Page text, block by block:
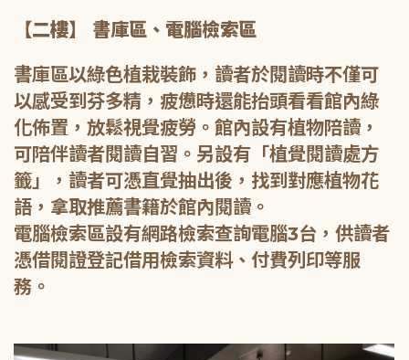
【二樓】 書庫區、電腦檢索區
書庫區以綠色植栽裝飾，讀者於閱讀時不僅可
以感受到芬多精，疲憊時還能抬頭看看館內綠
化佈置，放鬆視覺疲勞。館內設有植物陪讀，
可陪伴讀者閱讀自習。另設有「植覺閱讀處方
籤」，讀者可憑直覺抽出後，找到對應植物花
語，拿取推薦書籍於館內閱讀。
電腦檢索區設有網路檢索查詢電腦3台，供讀者
憑借閱證登記借用檢索資料、付費列印等服
務。